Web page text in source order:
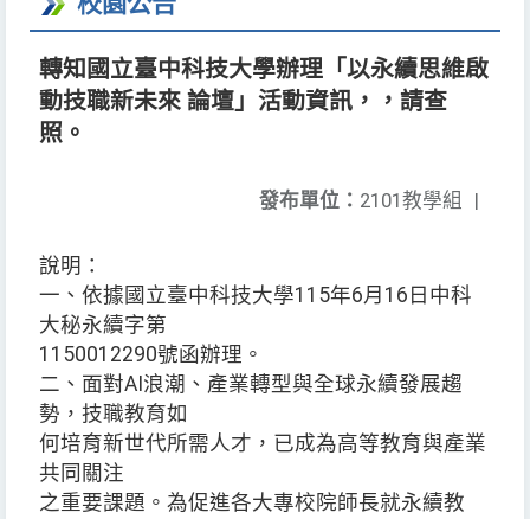
轉知國立臺中科技大學辦理「以永續思維啟
動技職新未來 論壇」活動資訊，，請查
照。
發布單位： 2101教學組 |
說明：
一、依據國立臺中科技大學115年6月16日中科
大秘永續字第
1150012290號函辦理。
二、面對AI浪潮、產業轉型與全球永續發展趨
勢，技職教育如
何培育新世代所需人才，已成為高等教育與產業
共同關注
之重要課題。為促進各大專校院師長就永續教